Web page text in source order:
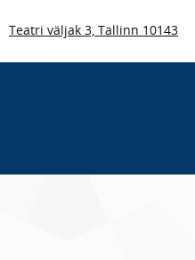
Teatri väljak 3, Tallinn 10143